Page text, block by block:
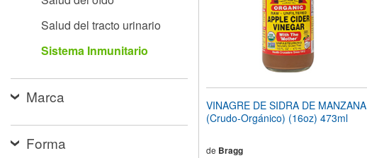
Salud del tracto urinario
Sistema Inmunitario
Marca
Forma
VINAGRE DE SIDRA DE MANZANA
(Crudo-Orgánico) (16oz) 473ml
de Bragg